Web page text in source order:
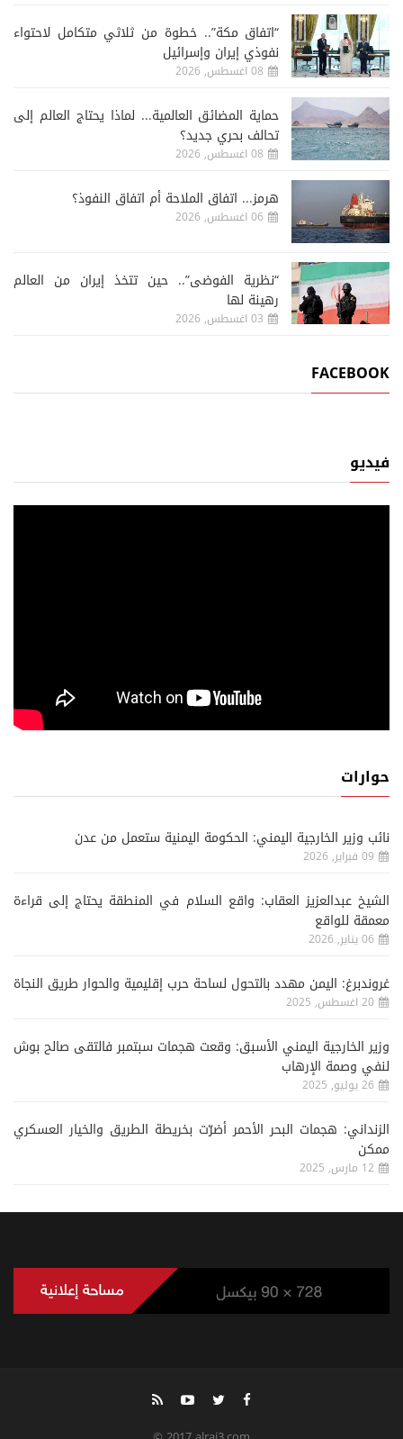
“اتفاق مكة”.. خطوة من ثلاثي متكامل لاحتواء
نفوذي إيران وإسرائيل
08 اغسطس, 2026
حماية المضائق العالمية... لماذا يحتاج العالم إلى
تحالف بحري جديد؟
08 اغسطس, 2026
هرمز... اتفاق الملاحة أم اتفاق النفوذ؟
06 اغسطس, 2026
“نظرية الفوضى”.. حين تتخذ إيران من العالم
رهينة لها
03 اغسطس, 2026
FACEBOOK
فيديو
حوارات
نائب وزير الخارجية اليمني: الحكومة اليمنية ستعمل من عدن
09 فبراير, 2026
الشيخ عبدالعزيز العقاب: واقع السلام في المنطقة يحتاج إلى قراءة
معمقة للواقع
06 يناير, 2026
غروندبرغ: اليمن مهدد بالتحول لساحة حرب إقليمية والحوار طريق النجاة
20 اغسطس, 2025
وزير الخارجية اليمني الأسبق: وقعت هجمات سبتمبر فالتقى صالح بوش
لنفي وصمة الإرهاب
26 يوليو, 2025
الزنداني: هجمات البحر الأحمر أضرّت بخريطة الطريق والخيار العسكري
ممكن
12 مارس, 2025